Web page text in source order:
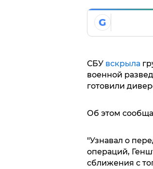
G
СБУ вскрыла
военной
готовили
Об этом
"Узнавал о
операций,
сближения с